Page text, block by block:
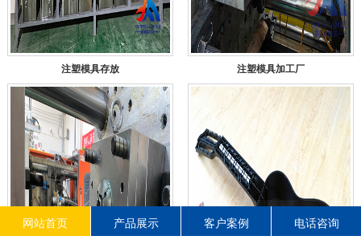
注塑模具存放 注塑模具加工厂
网站首页 产品展示 客户案例 电话咨询